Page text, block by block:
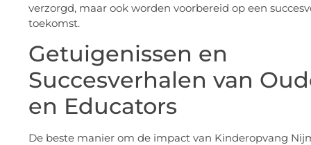
verzorgd, maar ook worden voorbereid op een
toekomst.
Getuigenissen en
Succesverhalen van
en Educators
De beste manier om de impact van Kinderopvang